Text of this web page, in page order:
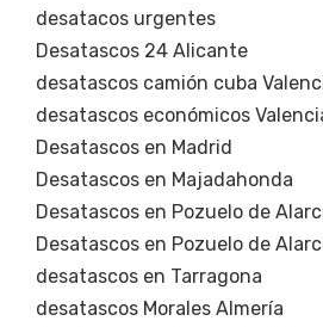
desatacos urgentes
Desatascos 24 Alicante
desatascos camión cuba
desatascos económicos
Desatascos en Madrid
Desatascos en Majadahonda
Desatascos en Pozuelo de
Desatascos en Pozuelo de
desatascos en Tarragona
desatascos Morales Almería